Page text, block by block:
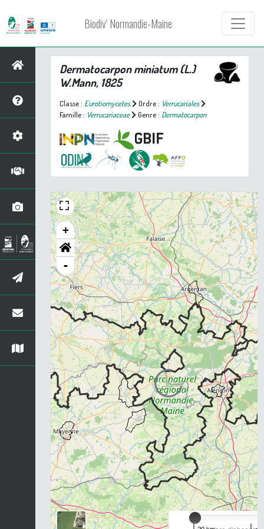
Biodiv' Normandie-Maine
Dermatocarpon miniatum(L.)
W.Mann, 1825
Classe : Eurotiomycetes Ordre : Verrucariales
Famille : Verrucariaceae Genre : Dermatocarpon
Chargement...
+
-